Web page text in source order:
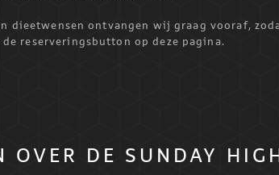
dieetwensen ontvangen wij graag vooraf,
reserveringsbutton op deze pagina.
OVER DE SUNDAY